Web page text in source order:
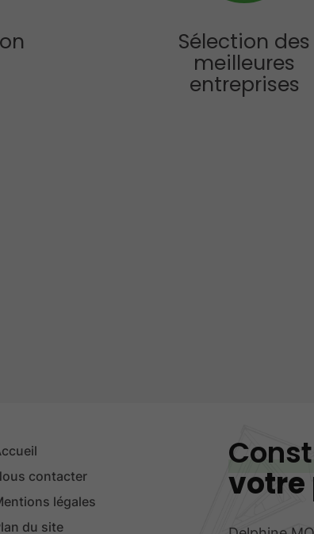
Sélection des
meilleures
entreprises
contacter
légales
du site
votre